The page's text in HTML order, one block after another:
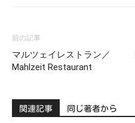
前の記事
マルツェイレストラン／
Mahlzeit Restaurant
関連記事 同じ著者から